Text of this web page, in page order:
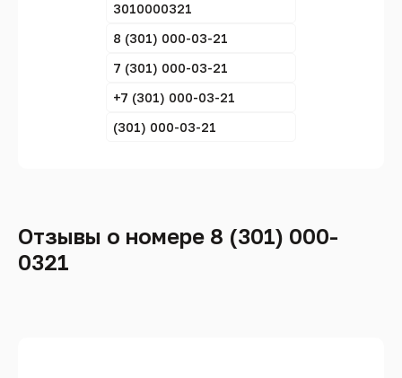
3010000321
8 (301) 000-03-21
7 (301) 000-03-21
+7 (301) 000-03-21
(301) 000-03-21
Отзывы о номере 8 (301) 000-
0321